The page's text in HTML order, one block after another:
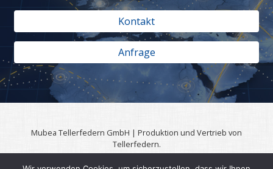
Kontakt
Anfrage
Mubea Tellerfedern GmbH | Produktion und Vertrieb von
Tellerfedern.